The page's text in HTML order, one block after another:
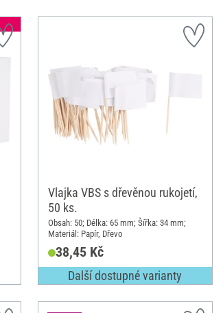
Vlajka VBS s dřevěnou rukojetí,
50 ks.
Obsah: 50; Délka: 65 mm; Šířka: 34 mm;
Materiál: Papír, Dřevo
38,45 Kč
Další dostupné varianty